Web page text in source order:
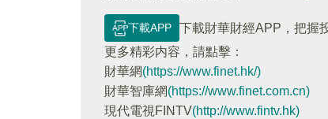
下載APP
下載財華財經APP，把握
更多精彩内容，請點擊：
財華網(https://www.finet.hk/)
財華智庫網(https://www.finet.com.cn)
現代電視FINTV(http://www.fintv.hk)